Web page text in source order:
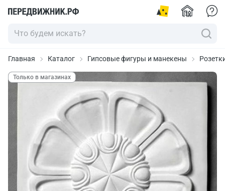
Главная Каталог Гипсовые фигуры и манекены
Только в магазинах